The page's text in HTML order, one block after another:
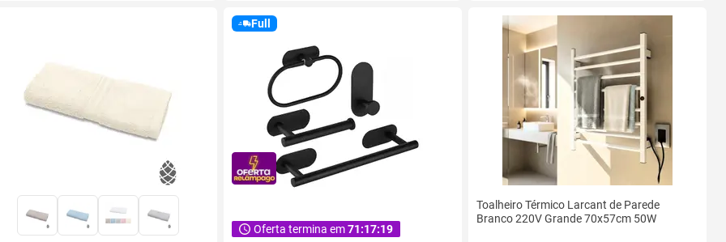
Full
Oferta termina em71:17:19
Toalheiro Térmico Larcant de Parede
Branco 220V Grande 70x57cm 50W